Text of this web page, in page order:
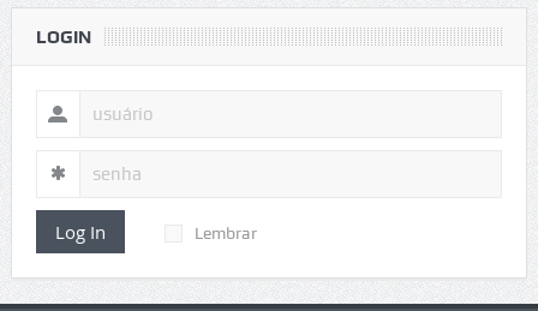
LOGIN
Log In Lembrar